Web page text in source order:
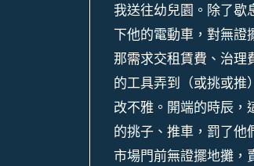
我送往幼兒園。除了歇
下他的電動車，對無證
那需求交租賃費、治理
的工具弄到（或挑或推
改不雅。開端的時辰，
的挑子、推車，罰了他
市場門前無證擺地攤，